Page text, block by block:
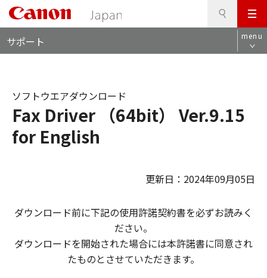
メ
ニ
ュ
サポート menu
Fax Driver （64bit） Ver.9.15
for English
ソフトウエアダウンロード
更新日：2024年09月05日
ダウンロード前に下記の使用許諾契約書を必ずお読みく
ださい。
ダウンロードを開始された場合には本許諾書に同意され
たものとさせていただきます。